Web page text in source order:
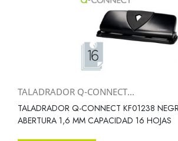
TALADRADOR Q-CONNECT...
TALADRADOR Q-CONNECT KF01238
ABERTURA 1,6 MM CAPACIDAD 16 HOJAS